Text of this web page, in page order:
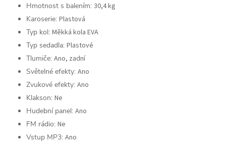
Hmotnost s balením: 30,4 kg
Karoserie: Plastová
Typ kol: Měkká kola EVA
Typ sedadla: Plastové
Tlumiče: Ano, zadní
Světelné efekty: Ano
Zvukové efekty: Ano
Klakson: Ne
Hudební panel: Ano
FM rádio: Ne
Vstup MP3: Ano